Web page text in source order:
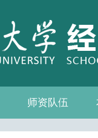
工会
青联会
妇委会
退管会
师资队伍
教师名录
人事专栏
招聘信息
博士后流动站